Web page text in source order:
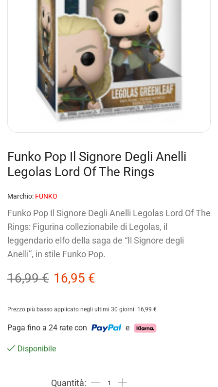
Funko Pop Il Signore Degli Anelli
Legolas Lord Of The Rings
Marchio: FUNKO
Funko Pop Il Signore Degli Anelli Legolas Lord Of The
Rings: Figurina collezionabile di Legolas, il
leggendario elfo della saga de “Il Signore degli
Anelli”, in stile Funko Pop.
16,99€ 16,95 €
Prezzo più basso applicato negli ultimi 30 giorni: 16,99 €
Paga fino a 24 rate con e
Disponibile